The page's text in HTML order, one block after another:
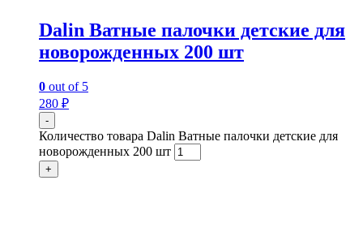
Dalin Ватные палочки детские для
новорожденных 200 шт
0 out of 5
280 ₽
-
Количество товара Dalin Ватные палочки детские для
новорожденных 200 шт
+